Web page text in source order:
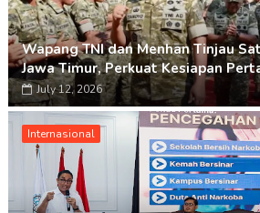
Wapang TNI dan Menhan Tinjau
Jawa Timur, Perkuat Kesiapan
July 12, 2026
Internasional